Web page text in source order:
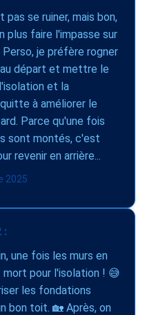
pas se ruiner, mais bon,
plus faire l'impasse sur
Perso, je préfère rogner
départ et mettre le
et la
à améliorer le
Parce qu'une fois
sont montés, c'est
revenir en arrière...
2025
:
une fois les murs en
pour l'isolation ! 😅
les fondations
bon toit. 🏡 Après, on